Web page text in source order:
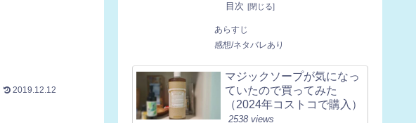
2019.12.12
目次
あらすじ
感想/ネタバレあり
マジックソープが気になっ
ていたので買ってみた
（2024年コストコで購入）
2538 views